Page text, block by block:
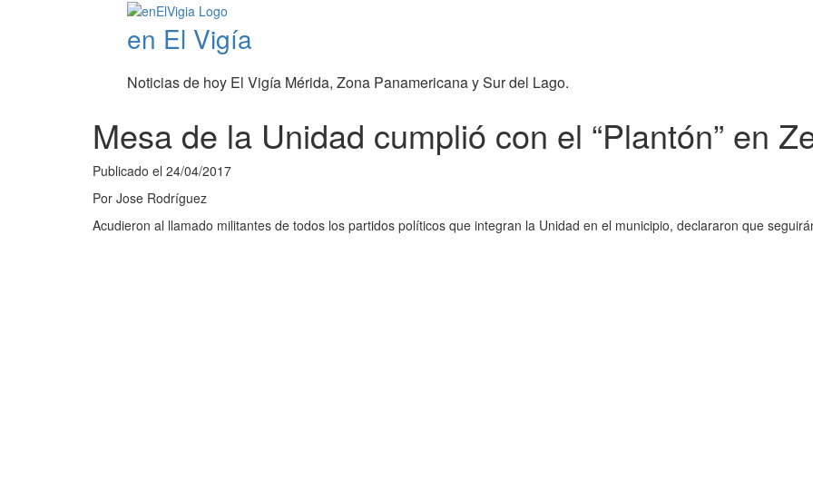
en El Vigía
Noticias de hoy El Vigía Mérida, Zona Panamericana y Sur del Lago.
Mesa de la Unidad cumplió con el “Plantón” en
Publicado el 24/04/2017
Por Jose Rodríguez
Acudieron al llamado militantes de todos los partidos políticos que integran la Unidad en el municipio, declararon que